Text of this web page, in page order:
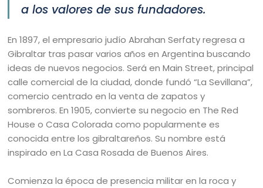
a los valores de sus fundadores.
En 1897, el empresario judío Abrahan Serfaty regresa a
Gibraltar tras pasar varios años en Argentina buscando
ideas de nuevos negocios. Será en Main Street, principal
calle comercial de la ciudad, donde fundó “La Sevillana”,
comercio centrado en la venta de zapatos y
sombreros. En 1905, convierte su negocio en The Red
House o Casa Colorada como popularmente es
conocida entre los gibraltareños. Su nombre está
inspirado en La Casa Rosada de Buenos Aires.
Comienza la época de presencia militar en la roca y